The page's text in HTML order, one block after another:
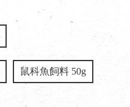
鼠科魚飼料 50g